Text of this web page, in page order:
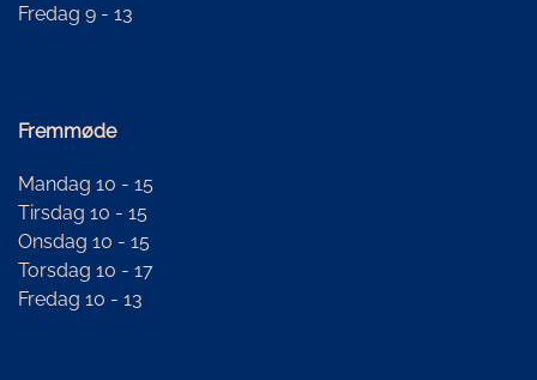
Fredag 9 - 13
Fremmøde
Mandag 10 - 15
Tirsdag 10 - 15
Onsdag 10 - 15
Torsdag 10 - 17
Fredag 10 - 13